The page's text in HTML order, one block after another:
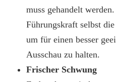
muss gehandelt
Führungskraft selbst
um für einen besser
Ausschau zu halten.
Frischer Schwung